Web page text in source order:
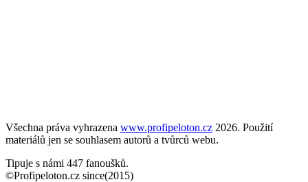
Všechna práva vyhrazena www.profipeloton.cz 2026. Použití
materiálů jen se souhlasem autorů a tvůrců webu.
Tipuje s námi 447 fanoušků.
©Profipeloton.cz since(2015)